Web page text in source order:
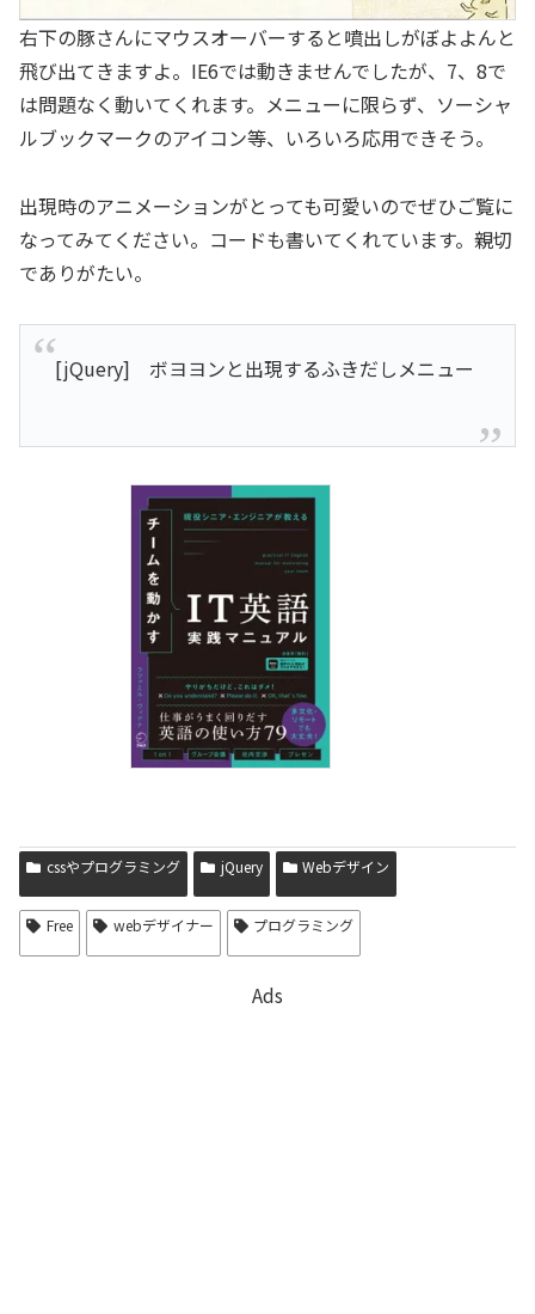
右下の豚さんにマウスオーバーすると噴出しがぼよよんと
飛び出てきますよ。IE6では動きませんでしたが、7、8で
は問題なく動いてくれます。メニューに限らず、ソーシャ
ルブックマークのアイコン等、いろいろ応用できそう。
出現時のアニメーションがとっても可愛いのでぜひご覧に
なってみてください。コードも書いてくれています。親切
でありがたい。
[jQuery] ボヨヨンと出現するふきだしメニュー
cssやプログラミング jQuery Webデザイン
Free webデザイナー プログラミング
Ads